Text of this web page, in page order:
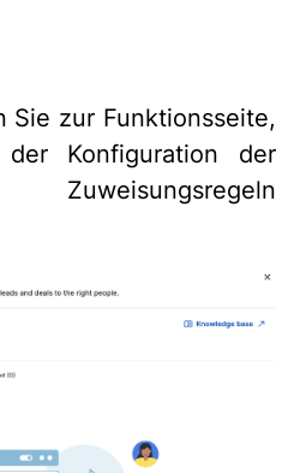
Sie zur Funktionsseite,
Konfiguration der